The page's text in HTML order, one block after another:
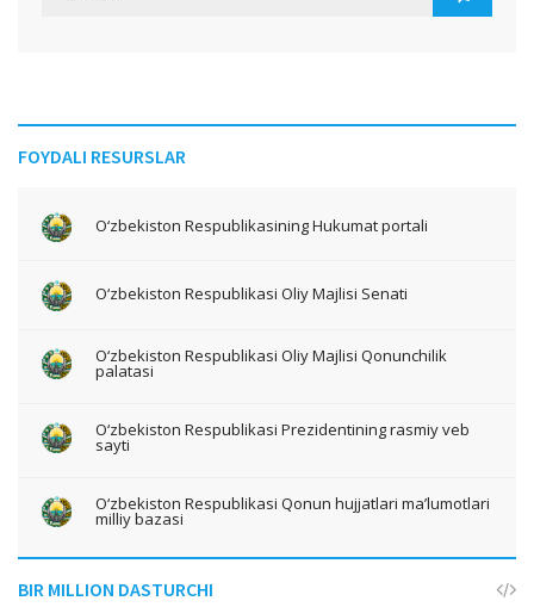
FOYDALI RESURSLAR
O‘zbekiston Respublikasining Hukumat portali
O‘zbekiston Respublikasi Oliy Majlisi Senati
O‘zbekiston Respublikasi Oliy Majlisi Qonunchilik
palatasi
O‘zbekiston Respublikasi Prezidentining rasmiy veb
sayti
O‘zbekiston Respublikasi Qonun hujjatlari ma’lumotlari
milliy bazasi
BIR MILLION DASTURCHI